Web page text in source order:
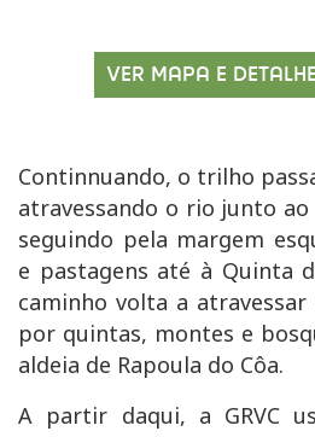
VER MAPA E
Continnuando, o trilho
atravessando o rio junto
seguindo pela margem
e pastagens até à Quinta
caminho volta a
por quintas, montes e
aldeia de Rapoula do Côa.
A partir daqui, a GRVC